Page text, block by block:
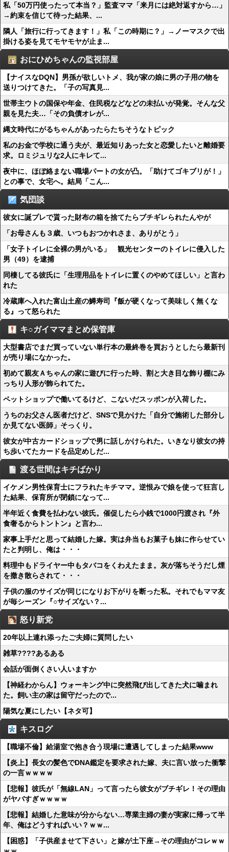
私「50万円使ったって本当？」監査ママ「来月には絶対返すから…」
→約束を信じて待った結果、...
隣人「旅行に行ってきます！」私「この時期に？」→ノーマスクで出
掛ける姿を見てモヤモヤが止ま...
おにひめちゃんの監視部屋
【ナイスなDQN】男孫が欲しいトメ、我が家の娘に男の子用の物を
送りつけてきた。「子の写真見...
世帯主ウトの国保や年金、住民税などなどの未払いが発覚。そんな父
親を見た夫…「その負債オレが...
縄文時代にがるちゃんがあったらたちそうなトピック
私のお金で学校に通う夫が、最近知りあった女と恋愛したいと離婚要
求。ロミジュリな2人にキレて...
夜中に、ほぼ絡まない職場パートの女が凸。「助けてゴキブリが！」
との事で、女宅へ。結局「こん...
気団談
彼女に誕プレで貰った財布の箱を捨てたらブチギレられたんやが
「お母さんも３歳、いつもおつかれさま、ありがとう」
「女子トイレに全裸の男がいる」 観光センターのトイレに侵入した
男（49）を逮捕
同棲してる彼氏に「生理用品をトイレに置くのやめてほしい」と言わ
れた
冷蔵庫へ入れた富山土産の鱒寿司『飯が硬くなって美味しく無くな
る』って怒られた
キ○ガイママまとめ保管庫
大型書店でまだ買っていない単行本の最終巻を買おうとしたら最新刊
が売り場になかった。
初めて親友Ａちゃんの家に遊びに行った時、割と大き目な飾り棚にみ
っちり人形が飾られてた。
ペットショップで働いてるけど、こないだスッポンが入荷した。
うちのお父さん医者だけど、SNSで見かけた「自分で施術した部分し
か見てない医師」そっくり。
彼女が中古カードショップで男に話しかけられた。いきなり彼女の持
ち歩いてたカードを品定めしだ...
渡る世間はキチばかり
イケメン男性保育士にフラれたキチママ。逆恨みで娘を使って狂言し
た結果、保育所が閉鎖になって...
半年近く食費を払わない彼氏。催促したら小銭で1000円渡され『外
食奢るからトントン』と言わ...
家事上手だと思って結婚した嫁。実は弁当もお菓子も妹に作らせてい
たと判明し、俺は・・・
料理中もドライヤー中もタバコをくわえたまま。灰が落ちそうだし煙
を撒き散らされて・・・
子供の服のサイズが同じになりお下がりを断った私。それでもママ友
が毎シーズン『○サイズない？...
怒り新党
20年以上連れ添ったご夫婦に質問したい
雑草????あるある
会話が面倒くさい人いますか
【神経わからん】ウォーキング中に突然飛び出してきた犬に噛まれ
た。飼い主の家は留守だったので...
陽気な夏にしたい【ネタ可】
キスログ
【職場不倫】給湯室で抱き合う現場に遭遇してしまった結果www
【炎上】長女の髪色でDNA鑑定を要求された嫁、夫に言い放った衝撃
の一言ｗｗｗｗ
【悲報】彼氏が「無線LAN」って言ったら彼女がブチギレ！その理由
がヤバすぎｗｗｗｗ
【悲報】結婚した意味が分からない…専業主婦の妻が実家に帰って半
年、俺はどうすればいい？ｗｗ...
【困惑】「子供産ませて下さい」と嫁が土下座→その理由がコレｗｗ